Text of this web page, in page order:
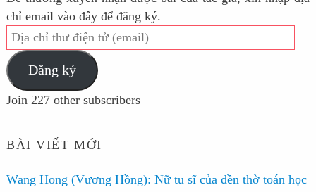
chỉ email vào đây để đăng ký.
Địa
chỉ
thư
điện
tử
(email)
Đăng ký
Join 227 other subscribers
BÀI VIẾT MỚI
Wang Hong (Vương Hồng): Nữ tu sĩ của đền thờ toán học